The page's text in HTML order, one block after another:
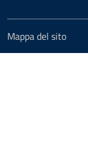
Mappa del sito